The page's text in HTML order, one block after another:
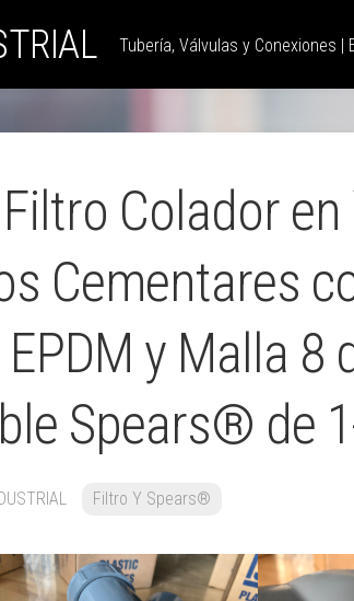
Tubería, Válvulas y Conexiones
Colador en
Cementares
y Malla 8
Spears® de
Filtro Y Spears®